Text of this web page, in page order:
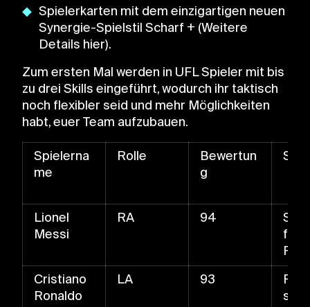
Spielerkarten mit dem einzigartigen neuen
Synergie-Spielstil Scharf + (Weitere
Details hier).
Zum ersten Mal werden in UFL Spieler mit bis
zu drei Skills eingeführt, wodurch ihr taktisch
noch flexibler seid und mehr Möglichkeiten
habt, euer Team aufzubauen.
Spielerna
me
Rolle
Bewertun
g
Lionel
Messi
RA 94
Cristiano
Ronaldo
LA 93
ss